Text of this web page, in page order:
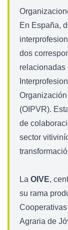
En España,
dos
relacionadas
(OIPVR).
de
sector
La OIVE,
su rama
Agraria de